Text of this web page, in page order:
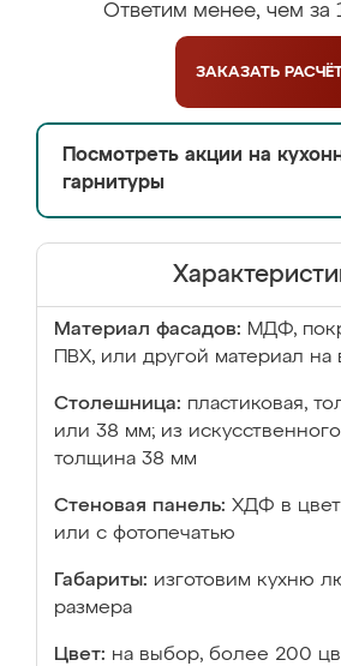
Ответим менее, чем за
ЗАКАЗАТЬ
Посмотреть акции на
гарнитуры
Материал фасадов: МДФ,
ПВХ, или другой материал
Столешница: пластиковая,
или 38 мм; из
толщина 38 мм
Стеновая панель: ХДФ в
или с фотопечатью
Габариты: изготовим кухню
размера
Цвет: на выбор, более 200